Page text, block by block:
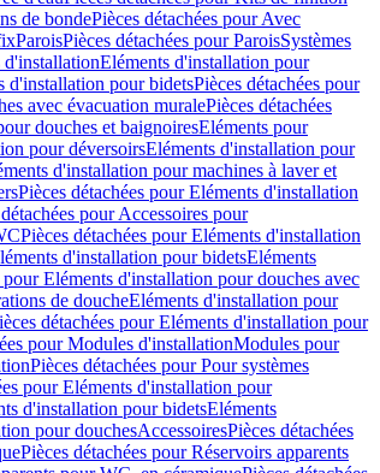
de bondePièces détachées pour Avec
ParoisPièces détachées pour ParoisSystèmes
d'installationEléments d'installation pour
d'installation pour bidetsPièces détachées pour
avec évacuation muralePièces détachées
douches et baignoiresEléments pour
pour déversoirsEléments d'installation pour
d'installation pour machines à laver et
Pièces détachées pour Eléments d'installation
pour Accessoires pour
Pièces détachées pour Eléments d'installation
d'installation pour bidetsEléments
pour Eléments d'installation pour douches avec
de doucheEléments d'installation pour
détachées pour Eléments d'installation pour
pour Modules d'installationModules pour
Pièces détachées pour Pour systèmes
pour Eléments d'installation pour
d'installation pour bidetsEléments
pour douchesAccessoiresPièces détachées
Pièces détachées pour Réservoirs apparents